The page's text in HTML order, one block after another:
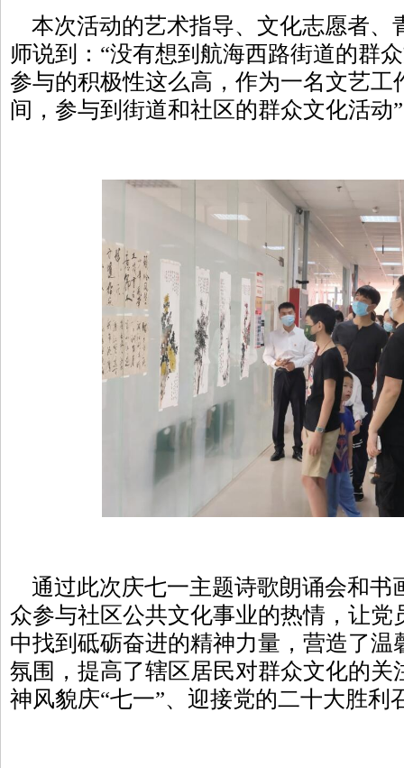
本次活动的艺术指导、文化志愿者、
师说到：“没有想到航海西路街道的群
参与的积极性这么高，作为一名文艺工
间，参与到街道和社区的群众文化活动
通过此次庆七一主题诗歌朗诵会和书
众参与社区公共文化事业的热情，让党
中找到砥砺奋进的精神力量，营造了温
氛围，提高了辖区居民对群众文化的关
神风貌庆“七一”、迎接党的二十大胜利